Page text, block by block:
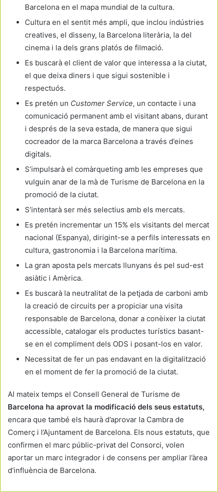
Barcelona en el mapa mundial de la cultura.
Cultura en el sentit més ampli, que inclou indústries
creatives, el disseny, la Barcelona literària, la del
cinema i la dels grans platós de filmació.
Es buscarà el client de valor que interessa a la ciutat,
el que deixa diners i que sigui sostenible i
respectuós.
Es pretén un Customer Service, un contacte i una
comunicació permanent amb el visitant abans, durant
i després de la seva estada, de manera que sigui
cocreador de la marca Barcelona a través d’eines
digitals.
S’impulsarà el comàrqueting amb les empreses que
vulguin anar de la mà de Turisme de Barcelona en la
promoció de la ciutat.
S’intentarà ser més selectius amb els mercats.
Es pretén incrementar un 15% els visitants del mercat
nacional (Espanya), dirigint-se a perfils interessats en
cultura, gastronomia i la Barcelona marítima.
La gran aposta pels mercats llunyans és pel sud-est
asiàtic i Amèrica.
Es buscarà la neutralitat de la petjada de carboni amb
la creació de circuits per a propiciar una visita
responsable de Barcelona, donar a conèixer la ciutat
accessible, catalogar els productes turístics basant-
se en el compliment dels ODS i posant-los en valor.
Necessitat de fer un pas endavant en la digitalització
en el moment de fer la promoció de la ciutat.
Al mateix temps el Consell General de Turisme de
Barcelona ha aprovat la modificació dels seus estatuts,
encara que també els haurà d’aprovar la Cambra de
Comerç i l’Ajuntament de Barcelona. Els nous estatuts, que
confirmen el marc públic-privat del Consorci, volen
aportar un marc integrador i de consens per ampliar l’àrea
d’influència de Barcelona.